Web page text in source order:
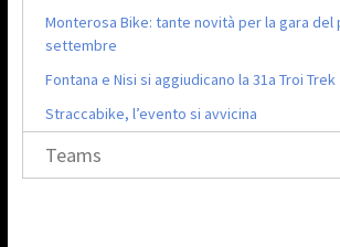
Monterosa Bike: tante novità per la gara del
settembre
Fontana e Nisi si aggiudicano la 31a Troi Trek
Straccabike, l’evento si avvicina
Teams